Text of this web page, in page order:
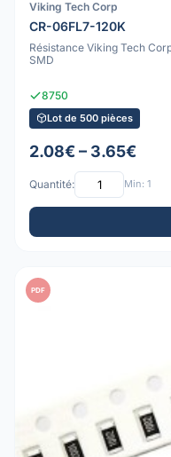
Viking Tech Corp
CR-06FL7-120K
Résistance Viking Tech
SMD
8750
Lot de 500 pièces
2.08€ – 3.65€
Quantité: Min: 1
PDF